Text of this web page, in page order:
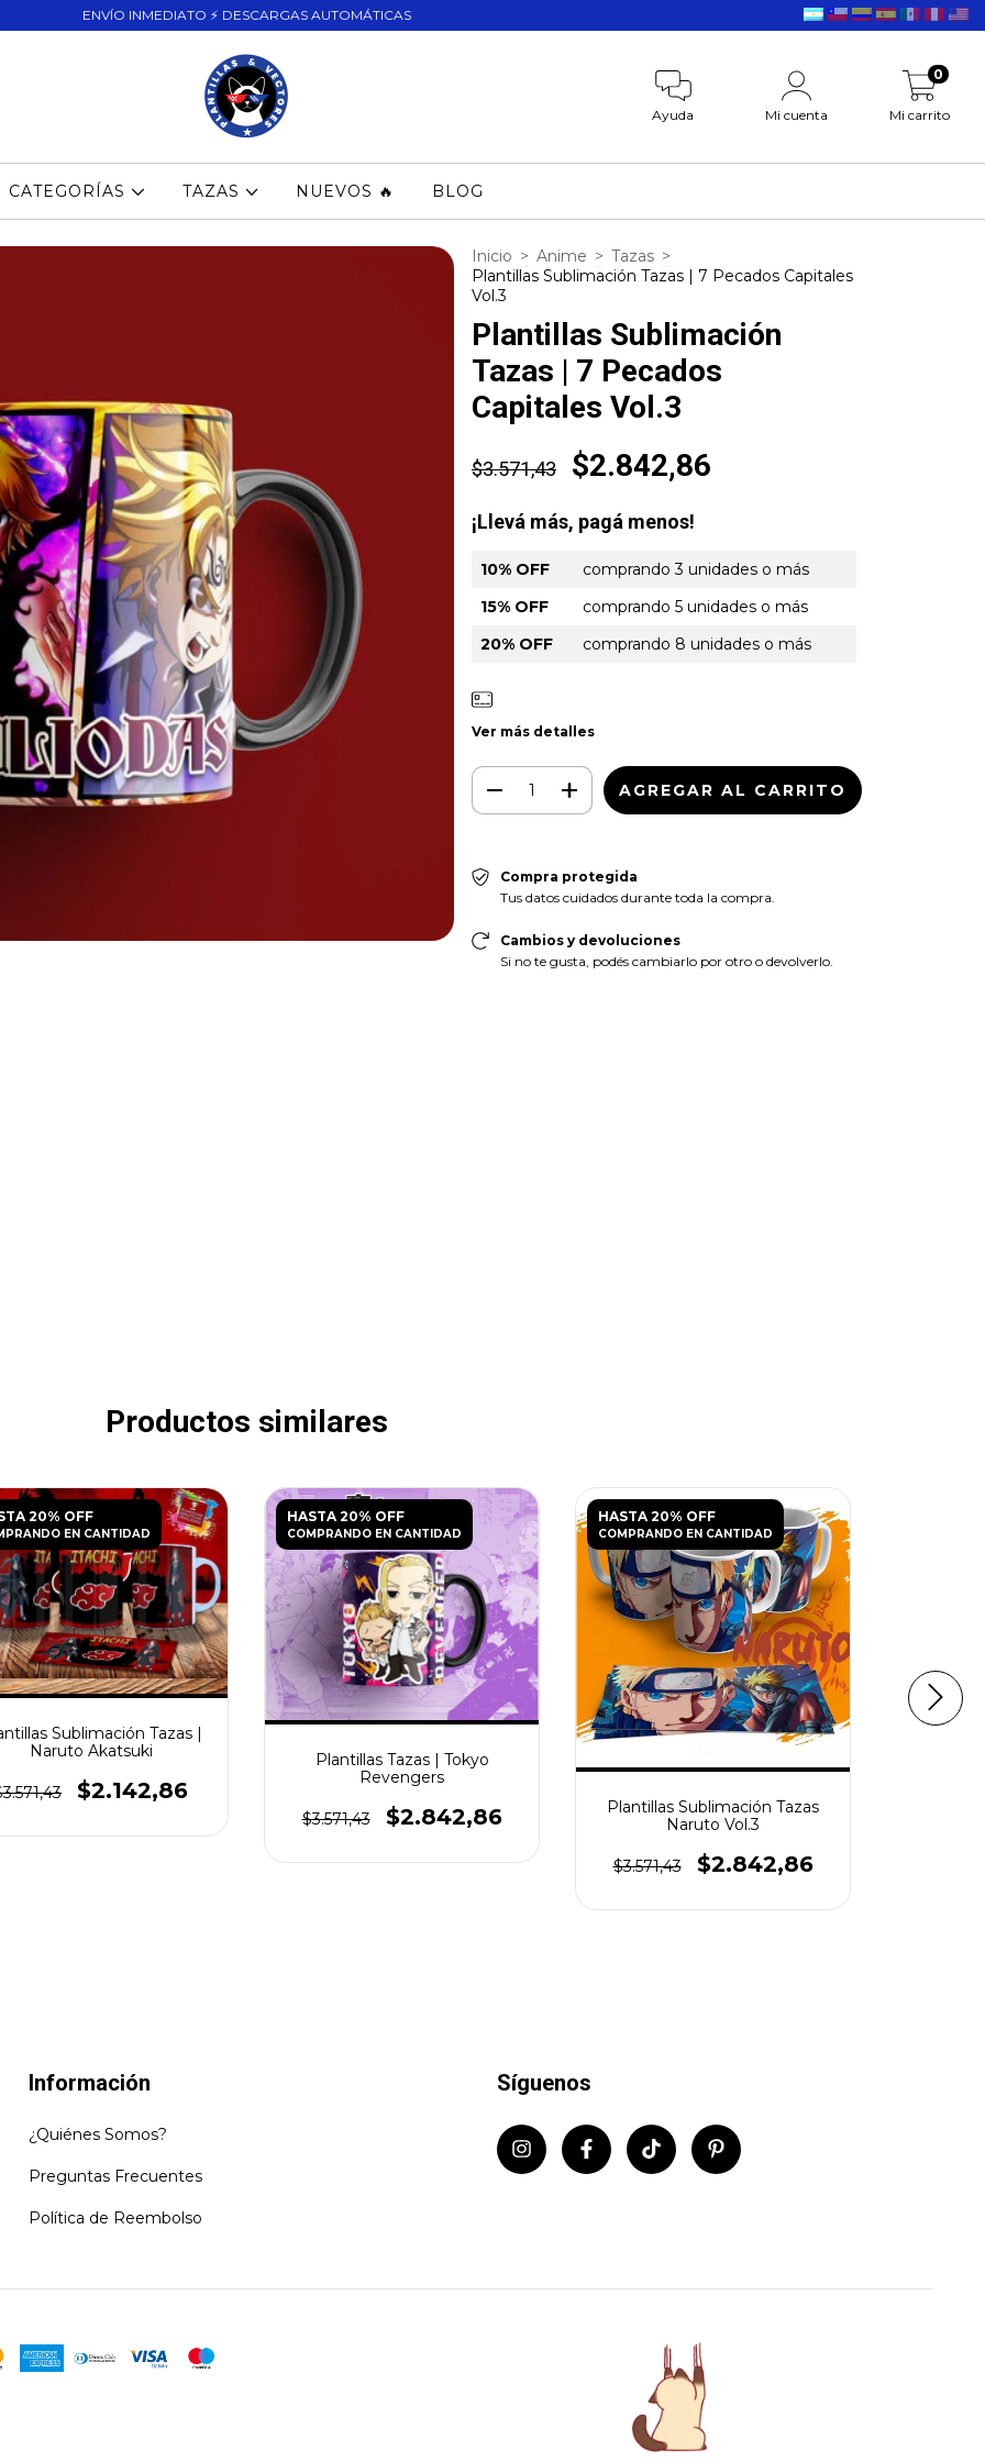
ENVÍO INMEDIATO ⚡ DESCARGAS AUTOMÁTICAS
Ayuda Mi cuenta Mi carrito
0
CATEGORÍAS TAZAS NUEVOS 🔥 BLOG
Inicio > Anime > Tazas >
Plantillas Sublimación Tazas | 7 Pecados Capitales
Vol.3
Plantillas Sublimación
Tazas | 7 Pecados
Capitales Vol.3
$3.571,43 $2.842,86
¡Llevá más, pagá menos!
10% OFF
comprando 3 unidades o más
15% OFF
comprando 5 unidades o más
20% OFF
comprando 8 unidades o más
Ver más detalles
Compra protegida
Tus datos cuidados durante toda la compra.
Cambios y devoluciones
Si no te gusta, podés cambiarlo por otro o devolverlo.
Productos similares
20% OFF
EN CANTIDAD
Sublimación Tazas |
Naruto Akatsuki
$2.142,86
HASTA 20% OFF
COMPRANDO EN CANTIDAD
Plantillas Tazas | Tokyo
Revengers
$3.571,43 $2.842,86
HASTA 20% OFF
COMPRANDO EN CANTIDAD
Plantillas Sublimación Tazas
Naruto Vol.3
$3.571,43 $2.842,86
Información
¿Quiénes Somos?
Preguntas Frecuentes
Política de Reembolso
Síguenos